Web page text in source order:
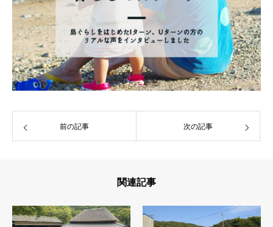
前の記事 次の記事
関連記事